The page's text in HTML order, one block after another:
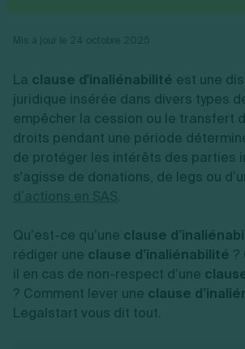
Transport
Autres
Ressources
Simulateur de choix de forme
Calcul de charges sociales
Estimation du coût de création
Vérification de la disponibilité du nom
Générateur de mentions légales
Création d'entreprise
Gérer son entreprise
Gestion comptable
Approbation des comptes
Dépôt de marque
Recherche d'antériorité
Protection des créations
Confidentialité de l'adresse du
Radiation auto entrepreneur
Mise en sommeil
Dissolution-liquidation
Dépôt de bilan
Conseil/finance
Vente en ligne
Services aux entreprises
Construction/travaux
Restauration
Commerce
Transport
Autres
Logiciel de facturation
Logiciel de comptabilité
Gestion des achats
Gestion de la trésorerie
Fiches SCI
Fiches auto-entrepreneur
Fiches association
Toutes les fiches sur la création
Autres démarches
Gestion d’entreprise
Fermeture d’entreprise
Recouvrement de factures
Gérer ses salariés
Sélection de fiches pratiques
Ouvrir sa société
La clause d'inaliénabilité est une
juridique insérée dans divers types
empêcher la cession ou le transfert
droits pendant une période
de protéger les intérêts des parties
s'agisse de donations, de legs ou
d’actions en SAS.
Qu’est-ce qu’une clause
rédiger une clause d’inaliénabilité ?
il en cas de non-respect d’une
? Comment lever une clause
Legalstart vous dit tout.